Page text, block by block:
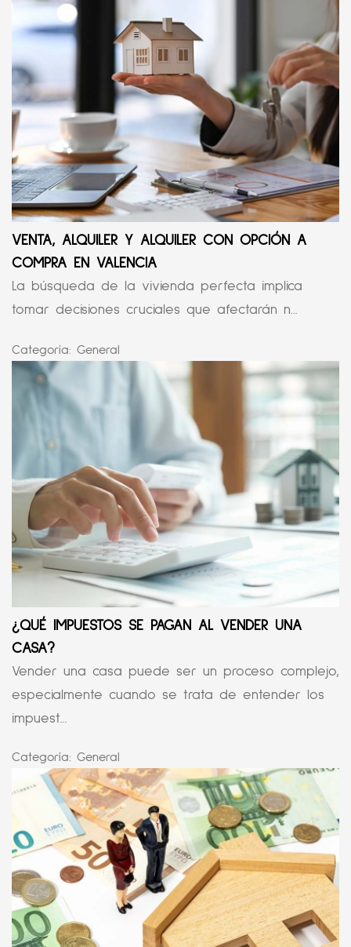
VENTA, ALQUILER Y ALQUILER CON OPCIÓN A
COMPRA EN VALENCIA
La búsqueda de la vivienda perfecta implica
tomar decisiones cruciales que afectarán n...
Categoría: General
¿QUÉ IMPUESTOS SE PAGAN AL VENDER UNA
CASA?
Vender una casa puede ser un proceso complejo,
especialmente cuando se trata de entender los
impuest...
Categoría: General